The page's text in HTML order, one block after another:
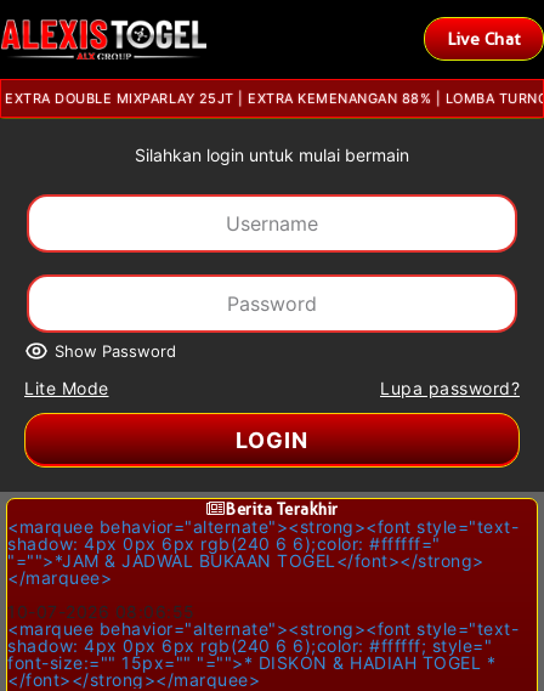
Live Chat
MIXPARLAY 25JT | EXTRA KEMENANGAN 88% | LOMBA TURNOVER
Silahkan login untuk mulai bermain
Show Password
Lite Mode Lupa password?
LOGIN
Berita Terakhir
<marquee behavior="alternate"><strong><font style="text-
shadow: 4px 0px 6px rgb(240 6 6);color: #ffffff="
"="">*JAM & JADWAL BUKAAN TOGEL</font></strong>
</marquee>
10-07-2026 08:06:55
<marquee behavior="alternate"><strong><font style="text-
shadow: 4px 0px 6px rgb(240 6 6);color: #ffffff; style="
font-size:="" 15px="" "="">* DISKON & HADIAH TOGEL *
</font></strong></marquee>